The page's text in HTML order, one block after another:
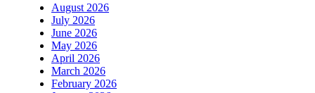
August 2026
July 2026
June 2026
May 2026
April 2026
March 2026
February 2026